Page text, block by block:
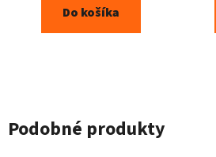
Do košíka
Podobné produkty